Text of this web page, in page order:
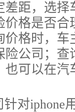
差距，选
价格是否合
格时，
公司；
可以在
对iphone